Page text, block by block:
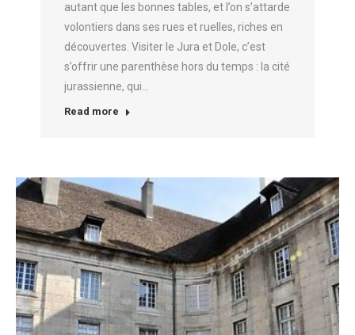
autant que les bonnes tables, et l’on s’attarde
volontiers dans ses rues et ruelles, riches en
découvertes. Visiter le Jura et Dole, c’est
s’offrir une parenthèse hors du temps : la cité
jurassienne, qui…
Read more